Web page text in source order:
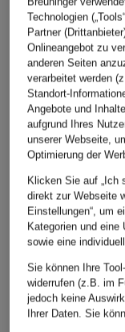
Technologien
Partner
Onlineangebot zu
anderen Seiten
verarbeitet werden
Standort-
Angebote und
aufgrund Ihres
unserer Webseite,
Optimierung der
Klicken Sie auf „Ich
direkt zur Webseite
Einstellungen“, um
Kategorien und eine
sowie eine
Sie können Ihre
widerrufen (z.B. im
jedoch keine
Ihrer Daten. Sie